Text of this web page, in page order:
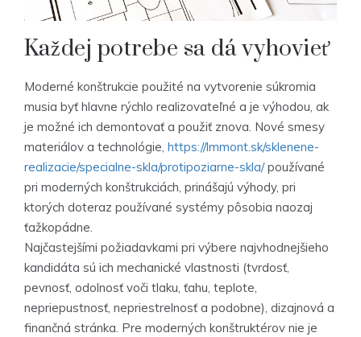
Každej potrebe sa dá vyhovieť
Moderné konštrukcie použité na vytvorenie súkromia
musia byť hlavne rýchlo realizovateľné a je výhodou, ak
je možné ich demontovať a použiť znova. Nové smesy
materiálov a technológie, https://lmmont.sk/sklenene-
realizacie/specialne-skla/protipoziarne-skla/používané
pri moderných konštrukciách, prinášajú výhody, pri
ktorých doteraz používané systémy pôsobia naozaj
ťažkopádne.
Najčastejšími požiadavkami pri výbere najvhodnejšieho
kandidáta sú ich mechanické vlastnosti (tvrdosť,
pevnosť, odolnosť voči tlaku, ťahu, teplote,
nepriepustnosť, nepriestrelnosť a podobne), dizajnová a
finančná stránka. Pre moderných konštruktérov nie je